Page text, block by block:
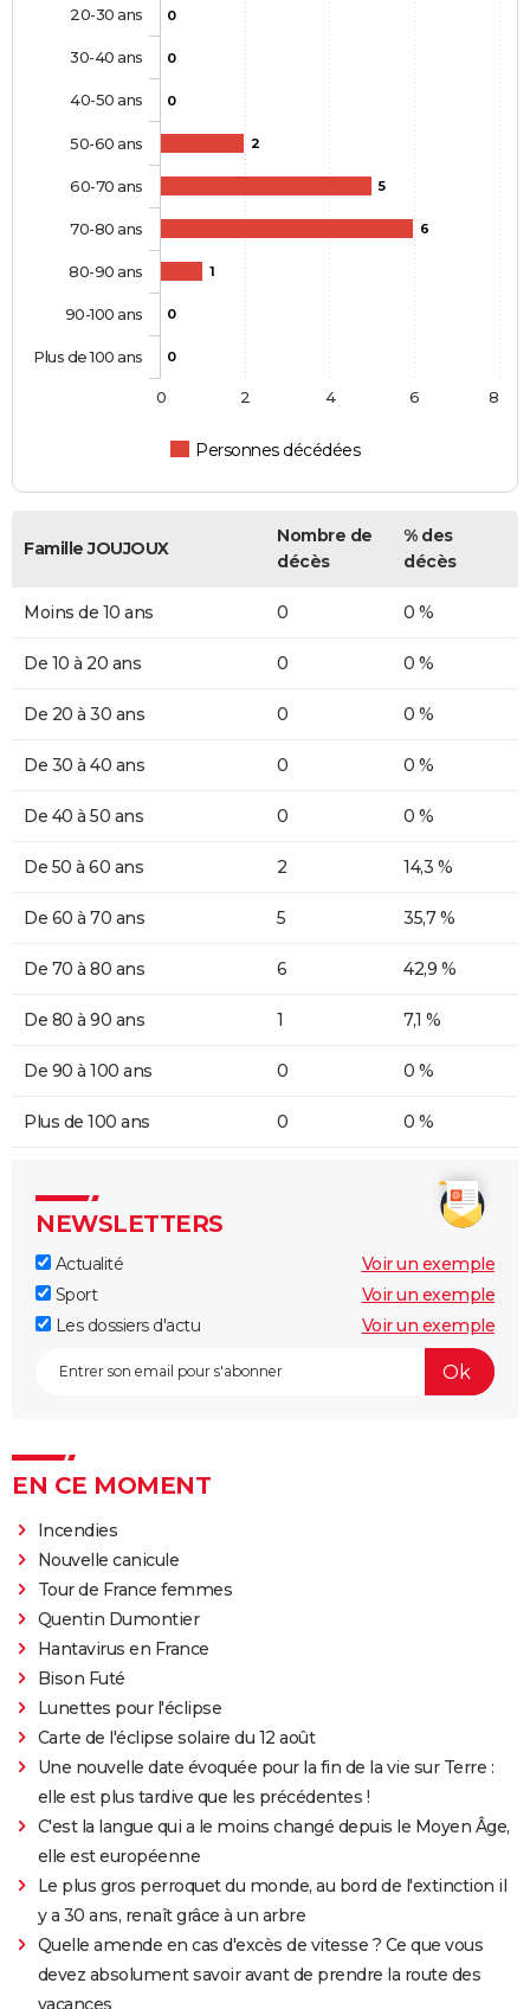
0
0
0
2
5
6
1
0
0
Personnes décédées
20-30 ans
30-40 ans
40-50 ans
50-60 ans
60-70 ans
70-80 ans
80-90 ans
90-100 ans
Plus de 100 ans
0 2 4 6 8
Famille JOUJOUX
Nombre de
décès
% des
décès
Moins de 10 ans 0 0 %
De 10 à 20 ans 0 0 %
De 20 à 30 ans 0 0 %
De 30 à 40 ans 0 0 %
De 40 à 50 ans 0 0 %
De 50 à 60 ans 2 14,3 %
De 60 à 70 ans 5 35,7 %
De 70 à 80 ans 6 42,9 %
De 80 à 90 ans 1 7,1 %
De 90 à 100 ans 0 0 %
Plus de 100 ans 0 0 %
NEWSLETTERS
Actualité
Voir un exemple
Sport
Voir un exemple
Les dossiers d'actu
Voir un exemple
EN CE MOMENT
Incendies
Nouvelle canicule
Tour de France femmes
Quentin Dumontier
Hantavirus en France
Bison Futé
Lunettes pour l'éclipse
Carte de l'éclipse solaire du 12 août
Une nouvelle date évoquée pour la fin de la vie sur Terre :
elle est plus tardive que les précédentes !
C'est la langue qui a le moins changé depuis le Moyen Âge,
elle est européenne
Le plus gros perroquet du monde, au bord de l'extinction il
y a 30 ans, renaît grâce à un arbre
Quelle amende en cas d'excès de vitesse ? Ce que vous
devez absolument savoir avant de prendre la route des
vacances